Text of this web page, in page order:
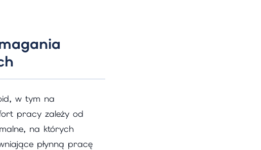
w tym na
pracy zależy od
na których
płynną pracę